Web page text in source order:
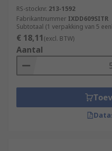
RS-stocknr. 213-1592
Fabrikantnummer IXDD609SITR
Subtotaal (1 verpakking van 5
€ 18,11(excl. BTW)
Aantal